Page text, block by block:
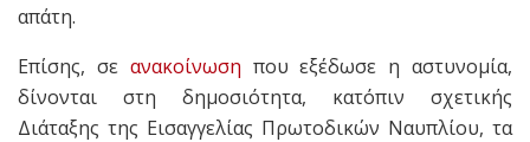
απάτη.
Επίσης, σε ανακοίνωση που εξέδωσε η αστυνομία,
δίνονται στη δημοσιότητα, κατόπιν σχετικής
Διάταξης της Εισαγγελίας Πρωτοδικών Ναυπλίου, τα